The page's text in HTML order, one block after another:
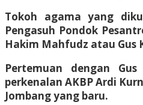
Tokoh agama yang
Pengasuh Pondok
Hakim Mahfudz atau Gus
Pertemuan dengan
perkenalan AKBP Ardi
Jombang yang baru.